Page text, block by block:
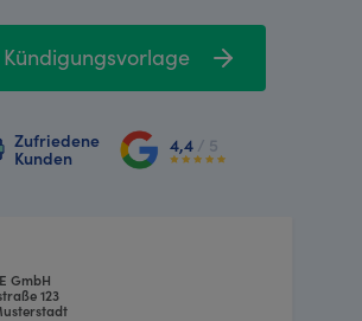
Zufriedene
Kunden
4,4 / 5
GmbH
123